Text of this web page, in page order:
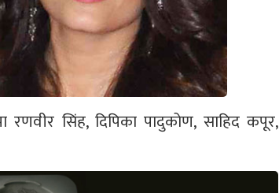
रणवीर सिंह, दिपिका पादुकोण, साहिद कपूर,